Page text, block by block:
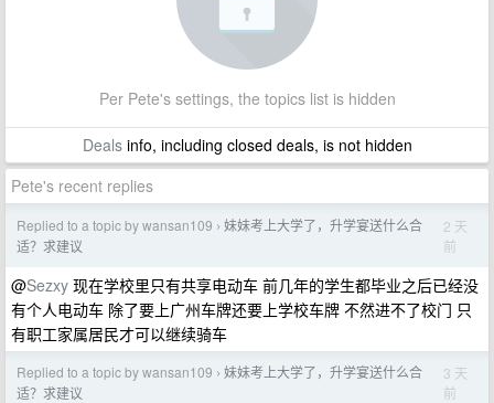
Per Pete's settings, the topics list is hidden
Dealsinfo, including closed deals, is not hidden
Pete's recent replies
Replied to a topic by wansan109 › 妹妹考上大学了，升学宴送什么合
适？求建议
2 天
前
@Sezxy 现在学校里只有共享电动车 前几年的学生都毕业之后已经没
有个人电动车 除了要上广州车牌还要上学校车牌 不然进不了校门 只
有职工家属居民才可以继续骑车
Replied to a topic by wansan109 › 妹妹考上大学了，升学宴送什么合
适？求建议
3 天
前